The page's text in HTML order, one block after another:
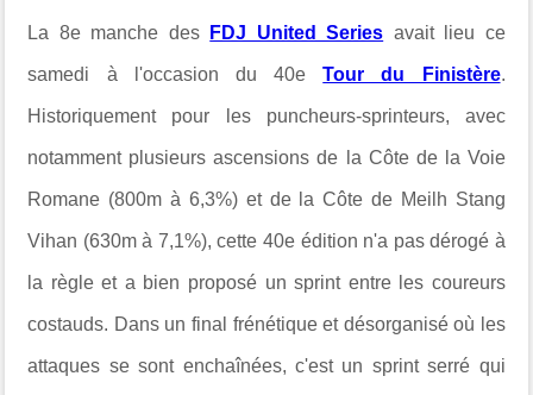
La 8e manche des FDJ United Series avait lieu ce
samedi à l'occasion du 40eTour du Finistère.
Historiquement pour les puncheurs-sprinteurs, avec
notamment plusieurs ascensions de la Côte de la Voie
Romane (800m à 6,3%) et de la Côte de Meilh Stang
Vihan (630m à 7,1%), cette 40e édition n'a pas dérogé à
la règle et a bien proposé un sprint entre les coureurs
costauds. Dans un final frénétique et désorganisé où les
attaques se sont enchaînées, c'est un sprint serré qui